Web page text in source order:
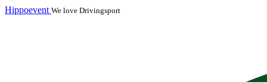
Hippoevent We love Drivingsport